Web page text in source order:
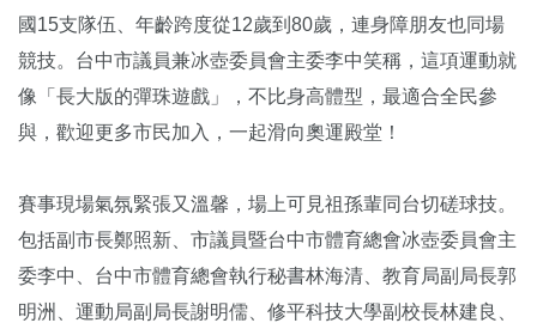
國15支隊伍、年齡跨度從12歲到80歲，連身障朋友也同場
競技。台中市議員兼冰壺委員會主委李中笑稱，這項運動就
像「長大版的彈珠遊戲」，不比身高體型，最適合全民參
與，歡迎更多市民加入，一起滑向奧運殿堂！
賽事現場氣氛緊張又溫馨，場上可見祖孫輩同台切磋球技。
包括副市長鄭照新、市議員暨台中市體育總會冰壺委員會主
委李中、台中市體育總會執行秘書林海清、教育局副局長郭
明洲、運動局副局長謝明儒、修平科技大學副校長林建良、